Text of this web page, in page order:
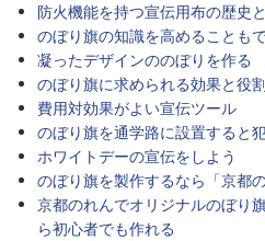
防火機能を持つ宣伝用布の歴史
のぼり旗の知識を高めることも
凝ったデザインののぼりを作る
のぼり旗に求められる効果と役
費用対効果がよい宣伝ツール
のぼり旗を通学路に設置すると
ホワイトデーの宣伝をしよう
のぼり旗を製作するなら「京都
京都のれんでオリジナルのぼり
ら初心者でも作れる